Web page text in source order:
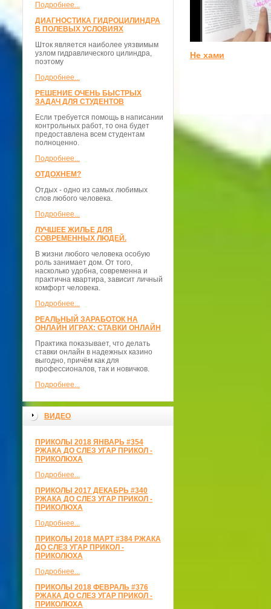
Подробнее...
ДИАГНОСТИКА ГИДРОЦИЛИНДРА
В ПОЛЕВЫХ УСЛОВИЯХ
Шток является наиболее уязвимым
узлом гидравлического цилиндра,
поэтому
Подробнее...
РЕШЕНИЕ ОЧЕНЬ БЫСТРЫХ
ЗАДАЧ ДЛЯ СТУДЕНТОВ
Если требуется помощь в написании
контрольных работ, то она будет
предоставлена всем студентам
полноценно.
Подробнее...
ОТДОХНЕМ?
Отдых - одно из самых любимых
слов любого человека.
Подробнее...
ЛУЧШЕЕ ЖИЛЬЕ ДЛЯ
СОВРЕМЕННЫХ ЛЮДЕЙ.
В жизни любого человека особую
роль занимает дом. От того,
насколько удобна, современна и
практична квартира, зависит личный
комфорт человека.
Подробнее...
РЕАЛЬНЫЙ ЗАРАБОТОК НА
ОНЛАЙН ИГРАХ: СТАВКИ ОНЛАЙН
Практика показывает, что делать
ставки онлайн в надежных казино
выгодно, причём как для
профессионалов, так и новичков.
Подробнее...
ВИДЕО
ПРИКОЛЫ 2018 ЯНВАРЬ #354
РЖАКА ДО СЛЕЗ УГАР ПРИКОЛ -
ПРИКОЛЮХА
Подробнее...
ПРИКОЛЫ 2017 ДЕКАБРЬ #340
РЖАКА ДО СЛЕЗ УГАР ПРИКОЛ -
ПРИКОЛЮХА
Подробнее...
ПРИКОЛЫ 2018 МАРТ #384 РЖАКА
ДО СЛЕЗ УГАР ПРИКОЛ -
ПРИКОЛЮХА
Подробнее...
ПРИКОЛЫ 2018 ФЕВРАЛЬ #376
РЖАКА ДО СЛЕЗ УГАР ПРИКОЛ -
ПРИКОЛЮХА
Не хами